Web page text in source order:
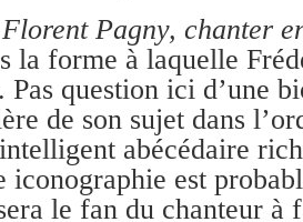
Florent Pagny, chanter
la forme à laquelle
Pas question ici d’une
de son sujet dans
abécédaire
iconographie est
le fan du chanteur à